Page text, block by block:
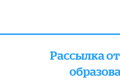
Рассылка